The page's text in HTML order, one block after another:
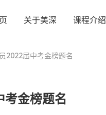
关于美深 课程介绍
2022届中考金榜题名
考金榜题名